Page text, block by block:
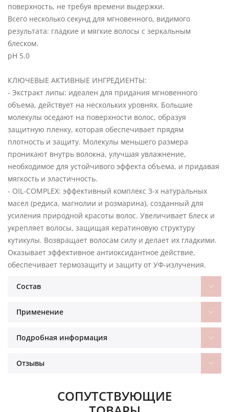
поверхность, не требуя времени выдержки.
Всего несколько секунд для мгновенного, видимого
результата: гладкие и мягкие волосы с зеркальным
блеском.
pH 5.0
КЛЮЧЕВЫЕ АКТИВНЫЕ ИНГРЕДИЕНТЫ:
- Экстракт липы: идеален для придания мгновенного
объема, действует на нескольких уровнях. Большие
молекулы оседают на поверхности волос, образуя
защитную пленку, которая обеспечивает прядям
плотность и защиту. Молекулы меньшего размера
проникают внутрь волокна, улучшая увлажнение,
необходимое для устойчивого эффекта объема, и придавая
мягкость и эластичность.
- OIL-COMPLEX: эффективный комплекс 3-х натуральных
масел (редиса, магнолии и розмарина), созданный для
усиления природной красоты волос. Увеличивает блеск и
укрепляет волосы, защищая кератиновую структуру
кутикулы. Возвращает волосам силу и делает их гладкими.
Оказывает эффективное антиоксидантное действие,
обеспечивает термозащиту и защиту от УФ-излучения.
Состав
Применение
Подробная информация
Отзывы
СОПУТСТВУЮЩИЕ